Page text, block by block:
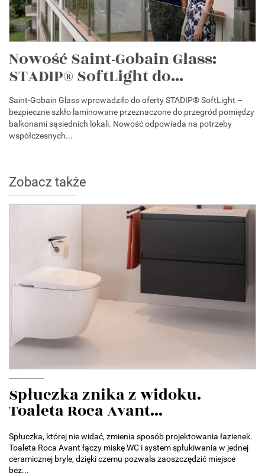
Nowość Saint-Gobain Glass:
STADIP® SoftLight do...
Saint-Gobain Glass wprowadziło do oferty STADIP® SoftLight –
bezpieczne szkło laminowane przeznaczone do przegród pomiędzy
balkonami sąsiednich lokali. Nowość odpowiada na potrzeby
współczesnych...
Zobacz także
Spłuczka znika z widoku.
Toaleta Roca Avant...
Spłuczka, której nie widać, zmienia sposób projektowania łazienek.
Toaleta Roca Avant łączy miskę WC i system spłukiwania w jednej
ceramicznej bryle, dzięki czemu pozwala zaoszczędzić miejsce
bez...